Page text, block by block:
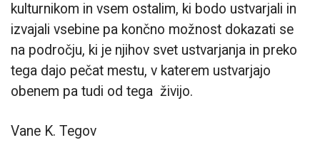
kulturnikom in vsem ostalim, ki bodo ustvarjali in
izvajali vsebine pa končno možnost dokazati se
na področju, ki je njihov svet ustvarjanja in preko
tega dajo pečat mestu, v katerem ustvarjajo
obenem pa tudi od tega živijo.
Vane K. Tegov